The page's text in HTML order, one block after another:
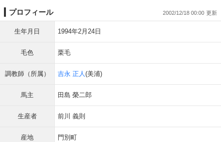
プロフィール 2002/12/18 00:00
生年月日 1994年2月24日
毛色 栗毛
調教師（所属） 吉永 正人(美浦)
馬主 田島 榮二郎
生産者 前川 義則
産地 門別町